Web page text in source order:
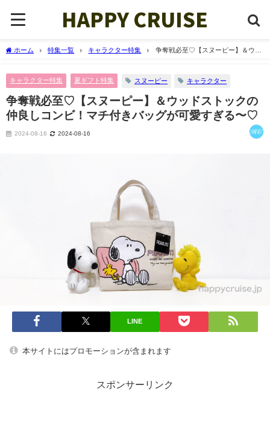
ホーム 特集一覧 キャラクター特集
争奪戦必至♡【スヌーピー】＆ウッ
キャラクター特集 夏ギフト特集 スヌーピー キャラクター
争奪戦必至♡【スヌーピー】＆ウッドストックの
仲良しコンビ！マチ付きバッグが可愛すぎる〜♡
2024-08-16 2024-08-16
LINE
本サイトにはプロモーションが含まれます
スポンサーリンク